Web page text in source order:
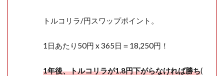
トルコリラ/円スワップポイント。
1日あたり50円 x 365日＝18,250円！
1年後、トルコリラが1.8円下がらなければ勝ち(